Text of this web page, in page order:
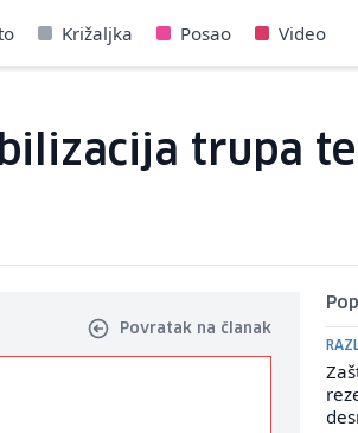
Križaljka Posao Video
trupa
Povratak na članak